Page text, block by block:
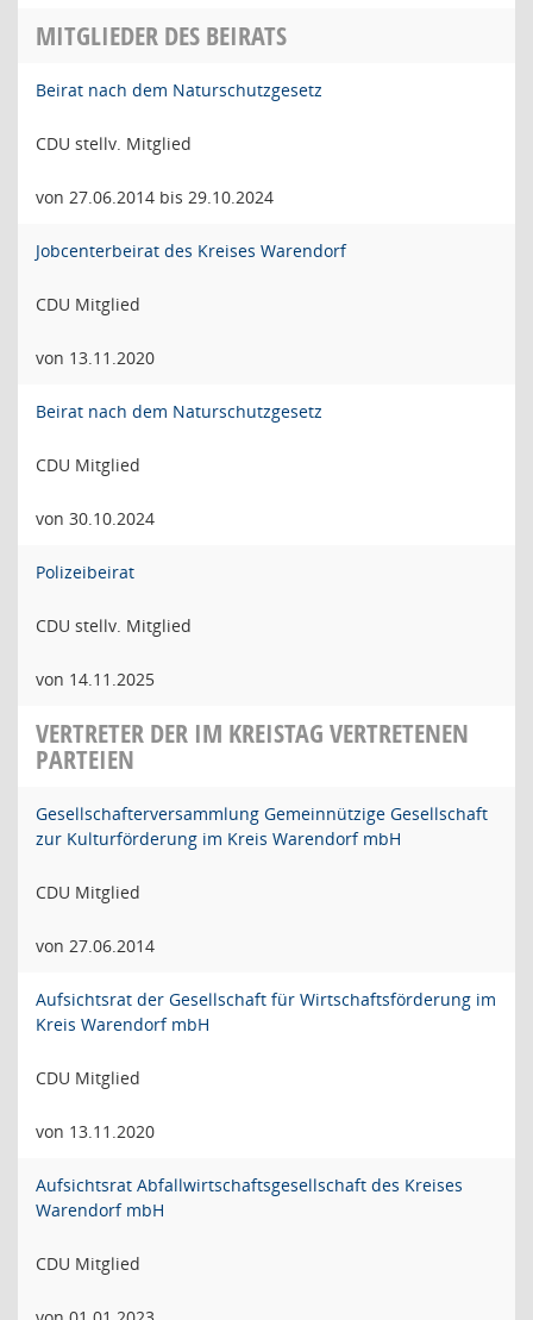
MITGLIEDER DES BEIRATS
Beirat nach dem Naturschutzgesetz
CDU stellv. Mitglied
von 27.06.2014 bis 29.10.2024
Jobcenterbeirat des Kreises Warendorf
CDU Mitglied
von 13.11.2020
Beirat nach dem Naturschutzgesetz
CDU Mitglied
von 30.10.2024
Polizeibeirat
CDU stellv. Mitglied
von 14.11.2025
VERTRETER DER IM KREISTAG VERTRETENEN
PARTEIEN
Gesellschafterversammlung Gemeinnützige Gesellschaft
zur Kulturförderung im Kreis Warendorf mbH
CDU Mitglied
von 27.06.2014
Aufsichtsrat der Gesellschaft für Wirtschaftsförderung im
Kreis Warendorf mbH
CDU Mitglied
von 13.11.2020
Aufsichtsrat Abfallwirtschaftsgesellschaft des Kreises
Warendorf mbH
CDU Mitglied